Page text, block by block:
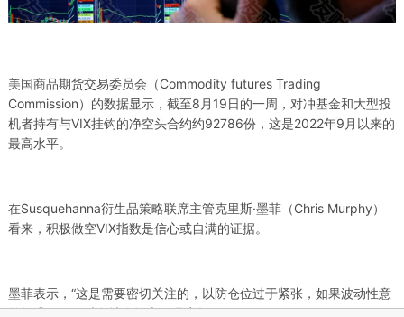
美国商品期货交易委员会（Commodity futures Trading
Commission）的数据显示，截至8月19日的一周，对冲基金和大型投
机者持有与VIX挂钩的净空头合约约92786份，这是2022年9月以来的
最高水平。
在Susquehanna衍生品策略联席主管克里斯·墨菲（Chris Murphy）
看来，积极做空VIX指数是信心或自满的证据。
墨菲表示，“这是需要密切关注的，以防仓位过于紧张，如果波动性意
外飙升，不可避免地会让交易员离场。”